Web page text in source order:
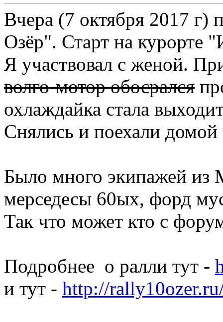
Вчера (7 октября 2017 г)
Озёр". Старт на курорте
Я участвовал с женой.
волго-мотор обосрался
охлаждайка стала
Снялись и поехали
Было много экипажей из
мерседесы 60ых, форд
Так что может кто с
Подробнее о ралли тут -
и тут - http://